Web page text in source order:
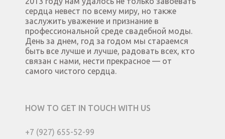
сердца невест по всему миру, но также
заслужить уважение и признание в
профессиональной среде свадебной моды.
День за днем, год за годом мы стараемся
быть все лучше и лучше, радовать всех, кто
связан с нами, нести прекрасное — от
самого чистого сердца.
HOW TO GET IN TOUCH WITH US
+7 (927) 655-52-99